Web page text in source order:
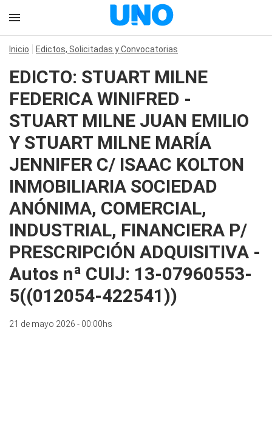
Inicio Edictos, Solicitadas y Convocatorias
EDICTO: STUART MILNE
FEDERICA WINIFRED -
STUART MILNE JUAN EMILIO
Y STUART MILNE MARÍA
JENNIFER C/ ISAAC KOLTON
INMOBILIARIA SOCIEDAD
ANÓNIMA, COMERCIAL,
INDUSTRIAL, FINANCIERA P/
PRESCRIPCIÓN ADQUISITIVA -
Autos nª CUIJ: 13-07960553-
5((012054-422541))
21 de mayo 2026 - 00:00hs